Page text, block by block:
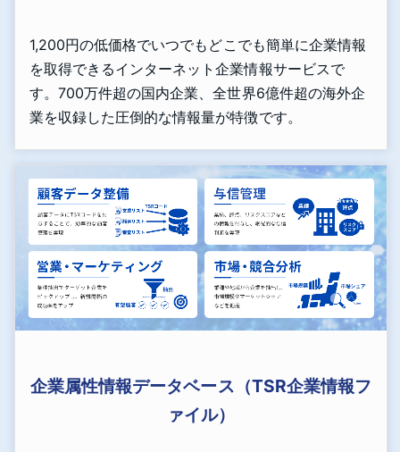
1,200円の低価格でいつでもどこでも簡単に企業情報
を取得できるインターネット企業情報サービスで
す。700万件超の国内企業、全世界6億件超の海外企
業を収録した圧倒的な情報量が特徴です。
企業属性情報データベース（TSR企業情報フ
ァイル）